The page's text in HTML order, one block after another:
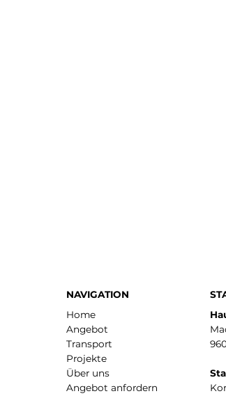
NAVIGATION
Home
Angebot
Transport
Projekte
Über uns
Angebot anfordern